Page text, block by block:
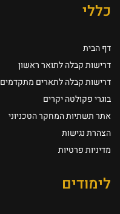
כללי
דף הבית
דרישות קבלה לתואר ראשון
דרישות קבלה לתארים מתקדמים
בוגרי פקולטה יקרים
אתר תשתיות המחקר הטכניוני
הצהרת נגישות
מדיניות פרטיות
לימודים